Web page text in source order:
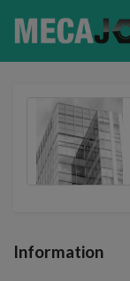
Information